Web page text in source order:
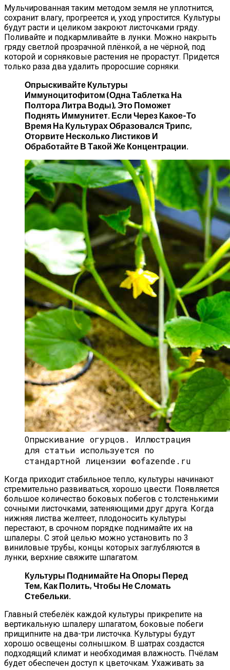
Мульчированная таким методом земля не уплотнится,
сохранит влагу, прогреется и, уход упростится. Культуры
будут расти и целиком закроют листочками гряду.
Поливайте и подкармливайте в лунки. Можно накрыть
гряду светлой прозрачной плёнкой, а не чёрной, под
которой и сорняковые растения не прорастут. Придется
только раза два удалить проросшие сорняки.
Опрыскивайте Культуры
Иммуноцитофитом (одна Таблетка На
Полтора Литра Воды), Это Поможет
Поднять Иммунитет. Если Через Какое-То
Время На Культурах Образовался Трипс,
Оторвите Несколько Листиков И
Обработайте В Такой Же Концентрации.
Опрыскивание огурцов. Иллюстрация
для статьи используется по
стандартной лицензии ©ofazende.ru
Когда приходит стабильное тепло, культуры начинают
стремительно развиваться, хорошо цвести. Появляется
большое количество боковых побегов с толстенькими
сочными листочками, затеняющими друг друга. Когда
нижняя листва желтеет, плодоносить культуры
перестают, в срочном порядке поднимайте их на
шпалеры. С этой целью можно установить по 3
виниловые трубы, концы которых заглубляются в
лунки, верхние свяжите шпагатом.
Культуры Поднимайте На Опоры Перед
Тем, Как Полить, Чтобы Не Сломать
Стебельки.
Главный стебелёк каждой культуры прикрепите на
вертикальную шпалеру шпагатом, боковые побеги
прищипните на два-три листочка. Культуры будут
хорошо освещены солнышком. В шатрах создастся
подходящий климат и необходимая влажность. Пчёлам
будет обеспечен доступ к цветочкам. Ухаживать за